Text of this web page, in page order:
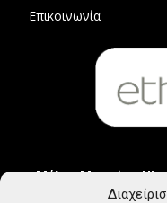
Επικοινωνία
Μέλος Μητρώου